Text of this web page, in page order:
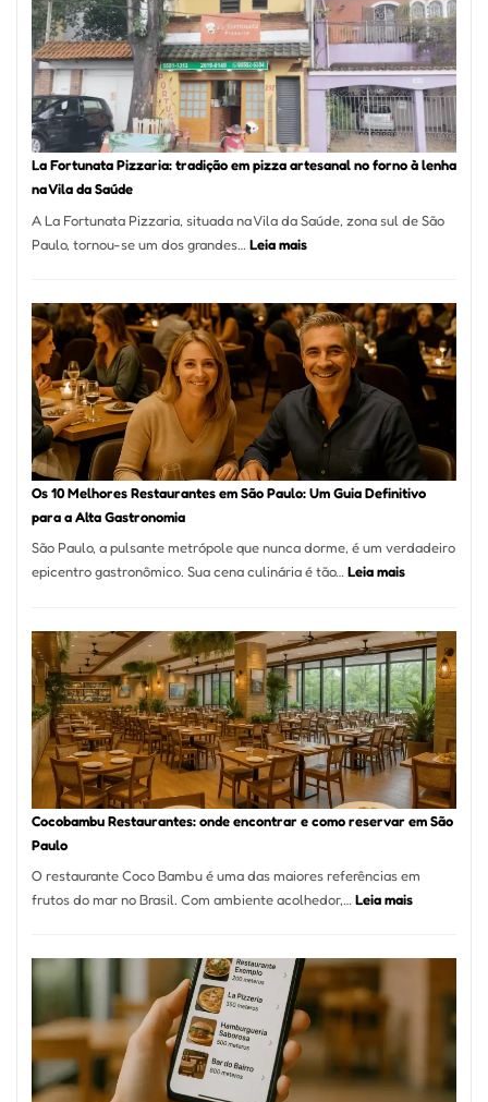
Se
Um
dos
Mais
La Fortunata Pizzaria: tradição em pizza artesanal no forno à lenha
na Vila da Saúde
A La Fortunata Pizzaria, situada na Vila da Saúde, zona sul de São
Paulo, tornou-se um dos grandes… Leia mais:
Pizzaria:
tradição
em
pizza
artesanal
forno
à
Vila
da
Os 10 Melhores Restaurantes em São Paulo: Um Guia Definitivo
para a Alta Gastronomia
São Paulo, a pulsante metrópole que nunca dorme, é um verdadeiro
epicentro gastronômico. Sua cena culinária é tão…Leia mais:
Melhores
Restaurantes
em
São
Paulo:
Um
Guia
Definitivo
Alta
Gastronomia
Cocobambu Restaurantes: onde encontrar e como reservar em São
Paulo
O restaurante Coco Bambu é uma das maiores referências em
frutos do mar no Brasil. Com ambiente acolhedor,…Leia mais:
encontrar
reservar